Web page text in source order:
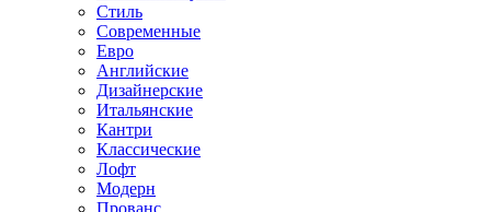
Стиль
Современные
Евро
Английские
Дизайнерские
Итальянские
Кантри
Классические
Лофт
Модерн
Прованс